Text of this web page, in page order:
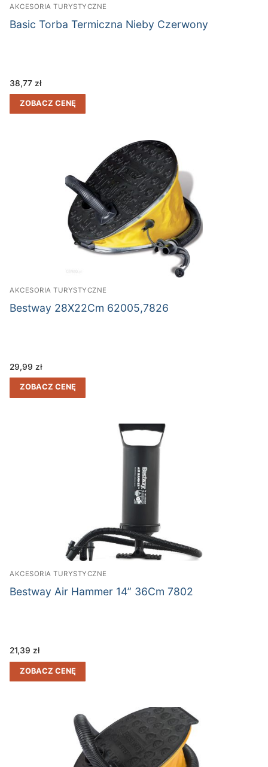
AKCESORIA TURYSTYCZNE
Basic Torba Termiczna Nieby Czerwony
38,77 zł
ZOBACZ CENĘ
AKCESORIA TURYSTYCZNE
Bestway 28X22Cm 62005,7826
29,99 zł
ZOBACZ CENĘ
AKCESORIA TURYSTYCZNE
Bestway Air Hammer 14” 36Cm 7802
21,39 zł
ZOBACZ CENĘ